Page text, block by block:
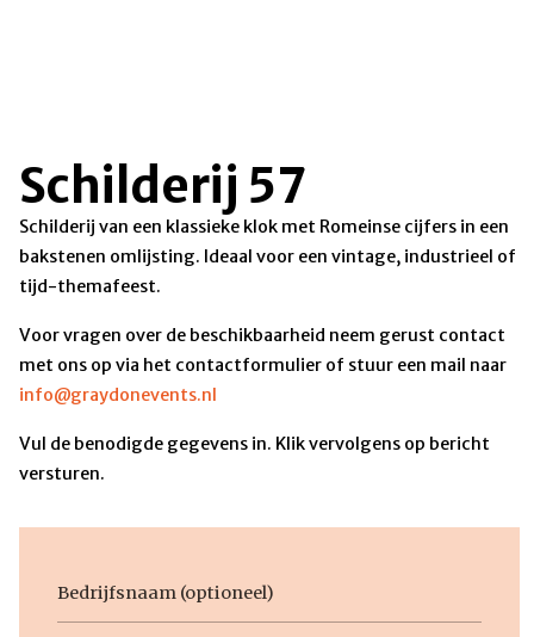
Schilderij 57
Schilderij van een klassieke klok met Romeinse cijfers in een
bakstenen omlijsting. Ideaal voor een vintage, industrieel of
tijd-themafeest.
Voor vragen over de beschikbaarheid neem gerust contact
met ons op via het contactformulier of stuur een mail naar
info@graydonevents.nl
Vul de benodigde gegevens in. Klik vervolgens op bericht
versturen.